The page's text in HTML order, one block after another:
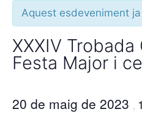
Aquest esdeveniment
XXXIV
Festa Major i
20 de maig de 2023 ,